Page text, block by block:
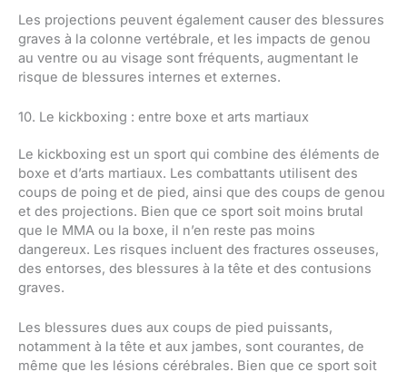
Les projections peuvent également causer des blessures
graves à la colonne vertébrale, et les impacts de genou
au ventre ou au visage sont fréquents, augmentant le
risque de blessures internes et externes.
10. Le kickboxing : entre boxe et arts martiaux
Le kickboxing est un sport qui combine des éléments de
boxe et d’arts martiaux. Les combattants utilisent des
coups de poing et de pied, ainsi que des coups de genou
et des projections. Bien que ce sport soit moins brutal
que le MMA ou la boxe, il n’en reste pas moins
dangereux. Les risques incluent des fractures osseuses,
des entorses, des blessures à la tête et des contusions
graves.
Les blessures dues aux coups de pied puissants,
notamment à la tête et aux jambes, sont courantes, de
même que les lésions cérébrales. Bien que ce sport soit